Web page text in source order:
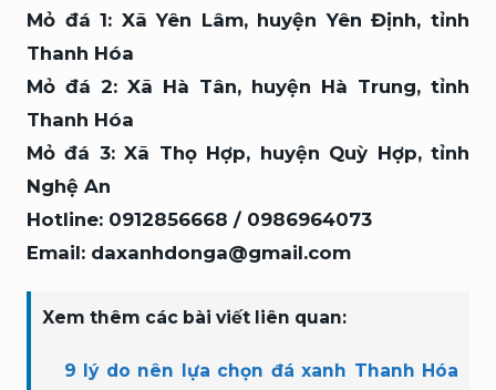
Mỏ đá 1: Xã Yên Lâm, huyện Yên Định, tỉnh
Thanh Hóa
Mỏ đá 2: Xã Hà Tân, huyện Hà Trung, tỉnh
Thanh Hóa
Mỏ đá 3: Xã Thọ Hợp, huyện Quỳ Hợp, tỉnh
Nghệ An
Hotline: 0912856668 / 0986964073
Email: daxanhdonga@gmail.com
Xem thêm các bài viết liên quan:
9 lý do nên lựa chọn đá xanh Thanh Hóa